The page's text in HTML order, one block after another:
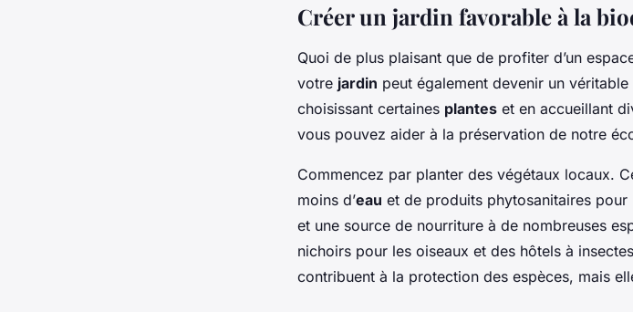
Créer un jardin favorable à la
Quoi de plus plaisant que de profiter d’un
votre jardin peut également devenir un
choisissant certaines plantes et en accueillant
vous pouvez aider à la préservation de notre
Commencez par planter des végétaux locaux.
moins d’eau et de produits phytosanitaires
et une source de nourriture à de nombreuses
nichoirs pour les oiseaux et des hôtels à
contribuent à la protection des espèces, mais